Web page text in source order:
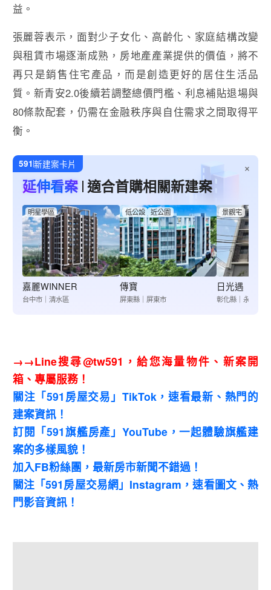
益。
張麗蓉表示，面對少子女化、高齡化、家庭結構改變
與租賃市場逐漸成熟，房地產產業提供的價值，將不
再只是銷售住宅產品，而是創造更好的居住生活品
質。新青安2.0後續若調整總價門檻、利息補貼退場與
80條款配套，仍需在金融秩序與自住需求之間取得平
衡。
591新建案卡片 ×
延伸看案 適合首購相關新建案
明星學區
嘉麗WINNER
台中市｜清水區
低公設 近公園
傳寶
屏東縣｜屏東市
景觀宅
日光遇
彰化縣｜永靖鄉
→→Line搜尋@tw591，給您海量物件、新案開
箱、專屬服務！
關注「591房屋交易」TikTok，速看最新、熱門的
建案資訊！
訂閱「591旗艦房產」YouTube，一起體驗旗艦建
案的多樣風貌！
加入FB粉絲團，最新房市新聞不錯過！
關注「591房屋交易網」Instagram，速看圖文、熱
門影音資訊！